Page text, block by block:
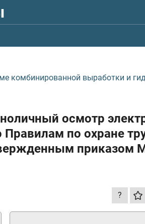
комбинированной выработки и
осмотр
по охране
приказом
?